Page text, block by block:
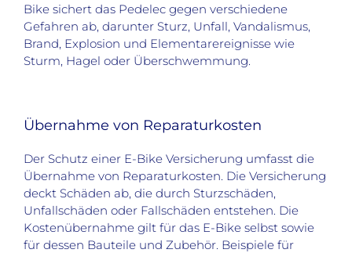
Bike sichert das Pedelec gegen verschiedene
Gefahren ab, darunter Sturz, Unfall, Vandalismus,
Brand, Explosion und Elementarereignisse wie
Sturm, Hagel oder Überschwemmung.
Übernahme von Reparaturkosten
Der Schutz einer E-Bike Versicherung umfasst die
Übernahme von Reparaturkosten. Die Versicherung
deckt Schäden ab, die durch Sturzschäden,
Unfallschäden oder Fallschäden entstehen. Die
Kostenübernahme gilt für das E-Bike selbst sowie
für dessen Bauteile und Zubehör. Beispiele für